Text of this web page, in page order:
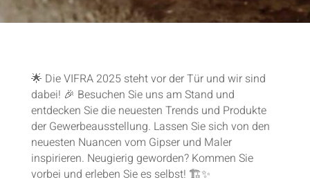
🌟 Die VIFRA 2025 steht vor der Tür und wir sind
dabei! 🎉 Besuchen Sie uns am Stand und
entdecken Sie die neuesten Trends und Produkte
der Gewerbeausstellung. Lassen Sie sich von den
neuesten Nuancen vom Gipser und Maler
inspirieren. Neugierig geworden? Kommen Sie
vorbei und erleben Sie es selbst! 🏗️✨